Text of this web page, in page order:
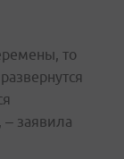
то
заявила